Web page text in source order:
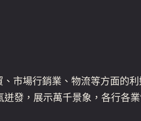
市場行銷業、物流等方面的
發，展示萬千景象，各行各業